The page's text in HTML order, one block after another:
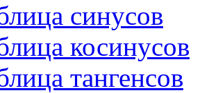
синусов
косинусов
тангенсов